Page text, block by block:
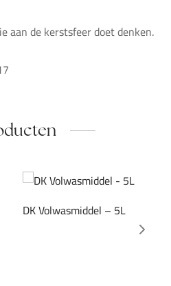
aan de kerstsfeer doet denken.
DK Volwasmiddel – 5L